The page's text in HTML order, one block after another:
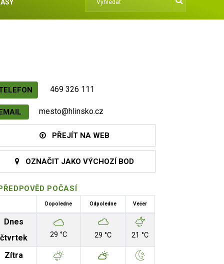
469 326 111
mesto@hlinsko.cz
PŘEJÍT NA WEB
OZNAČIT JAKO VÝCHOZÍ BOD
POČASÍ
Dopoledne Odpoledne Večer
Dnes
čtvrtek
29 °C 29 °C 21 °C
Zítra